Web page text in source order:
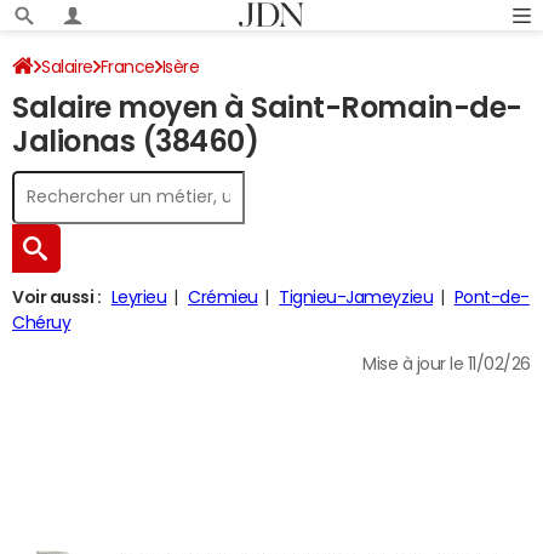
Salaire France Isère
Salaire moyen à Saint-Romain-de-
Jalionas (38460)
Voir aussi : Leyrieu Crémieu Tignieu-Jameyzieu
Pont-de-
Chéruy
Mise à jour le 11/02/26